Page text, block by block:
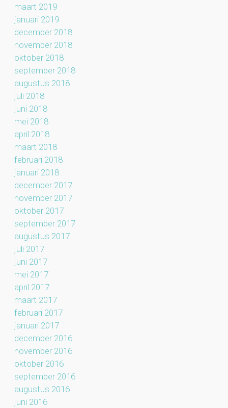
maart 2019
januari 2019
december 2018
november 2018
oktober 2018
september 2018
augustus 2018
juli 2018
juni 2018
mei 2018
april 2018
maart 2018
februari 2018
januari 2018
december 2017
november 2017
oktober 2017
september 2017
augustus 2017
juli 2017
juni 2017
mei 2017
april 2017
maart 2017
februari 2017
januari 2017
december 2016
november 2016
oktober 2016
september 2016
augustus 2016
juni 2016